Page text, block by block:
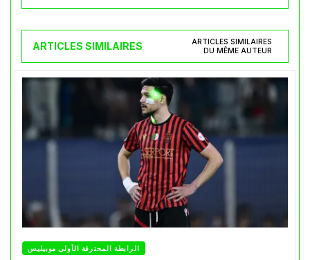
ARTICLES SIMILAIRES
ARTICLES SIMILAIRES
DU MÊME AUTEUR
الرابطة المحترفة الأولى موبيليس